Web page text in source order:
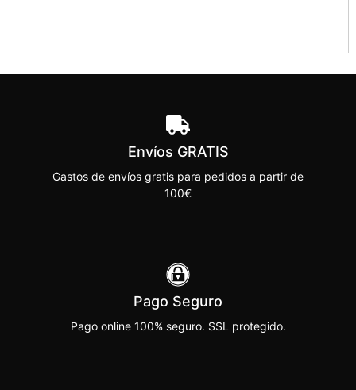
Envíos GRATIS
Gastos de envíos gratis para pedidos a partir de
100€
Pago Seguro
Pago online 100% seguro. SSL protegido.